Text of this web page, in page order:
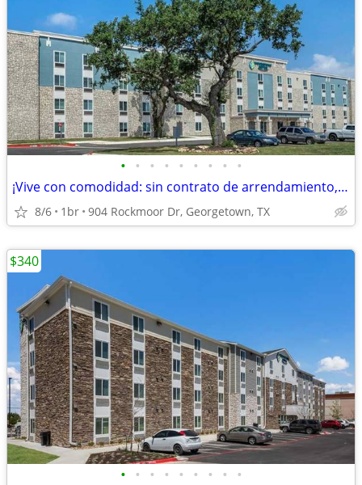
• • • • • • • • •
¡Vive con comodidad: sin contrato de arrendamiento, sin depósito!
8/6 1br 904 Rockmoor Dr, Georgetown, TX
• • • • • • • • •
$340